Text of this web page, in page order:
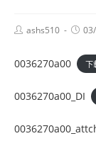
Postashs510
Post
0036270a00 下
0036270a00_DI